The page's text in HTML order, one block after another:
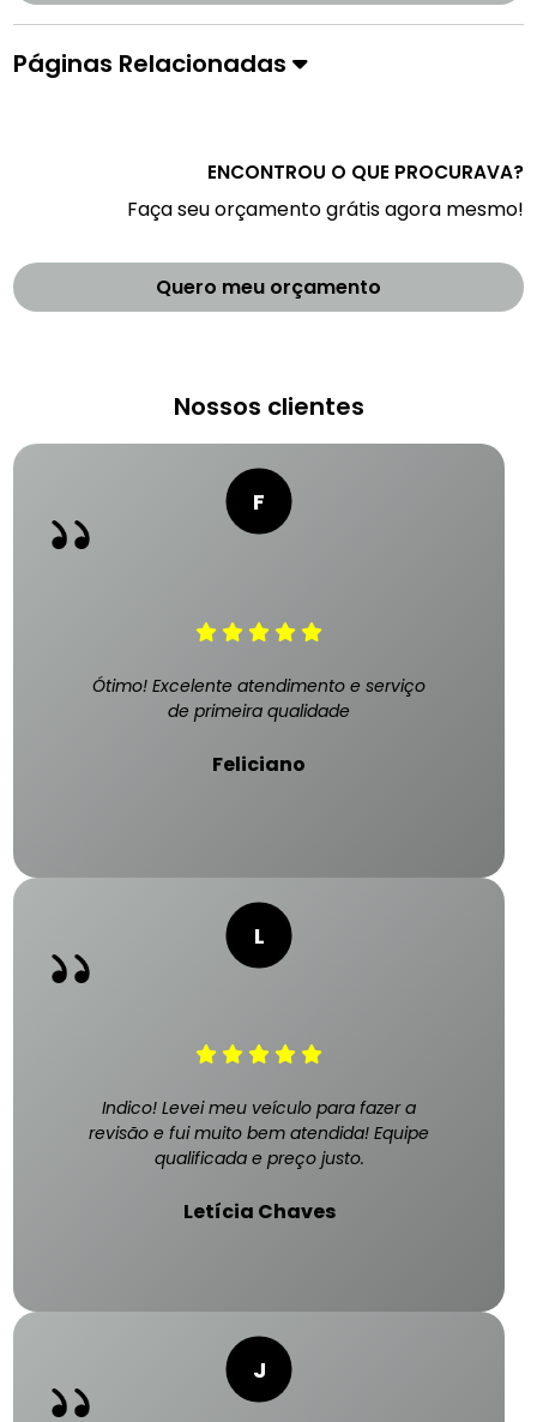
Páginas Relacionadas
ENCONTROU O QUE PROCURAVA?
Faça seu orçamento grátis agora mesmo!
Quero meu orçamento
Nossos clientes
Ótimo! Excelente atendimento e serviço
de primeira qualidade
Feliciano
Indico! Levei meu veículo para fazer a
revisão e fui muito bem atendida! Equipe
qualificada e preço justo.
Letícia Chaves